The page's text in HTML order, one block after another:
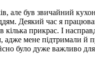
але був звичайний
Деякий час я
кілька прикрас. І
мене підтримали й
було дуже важливо для